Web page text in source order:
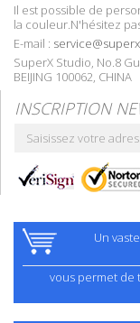
Il est possible de
la couleur.N'hésitez
E-mail :
SuperX Studio, No.8
BEIJING 100062, CHINA
INSCRIPTION
Un
vous permet de